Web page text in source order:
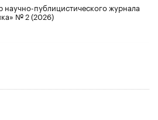
публицистического журнала
№ 2 (2026)